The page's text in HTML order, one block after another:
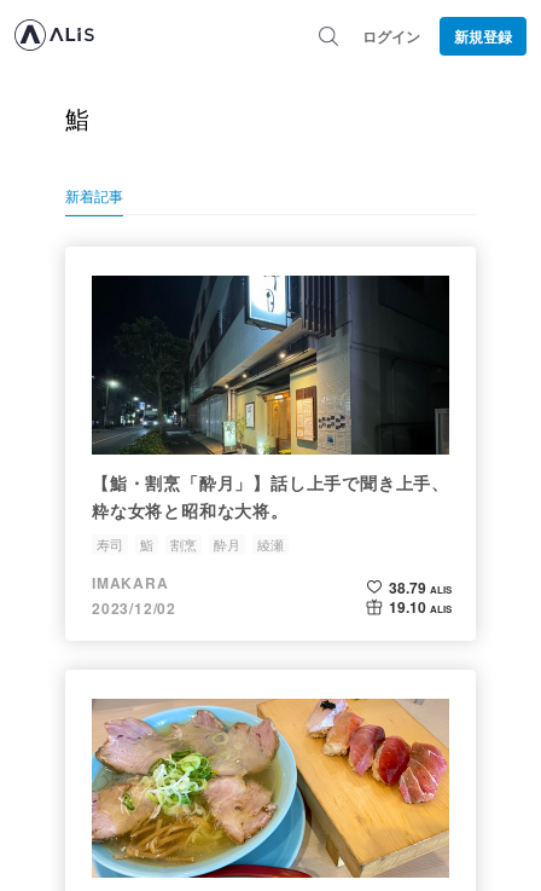
ログイン 新規登録
鮨
新着記事
【鮨・割烹「酔月」】話し上手で聞き上手、
粋な女将と昭和な大将。
寿司 鮨 割烹 酔月 綾瀬
IMAKARA
2023/12/02
38.79 ALIS
19.10 ALIS